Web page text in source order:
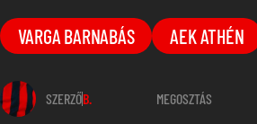
VARGA BARNABÁS AEK ATHÉN
SZERZŐB. MEGOSZTÁS